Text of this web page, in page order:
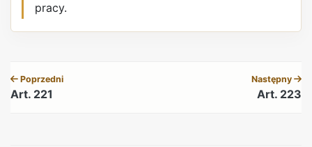
pracy.
Poprzedni
Art. 221
Następny
Art. 223